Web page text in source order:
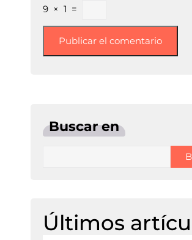
9 × 1 =
Buscar en
Últimos